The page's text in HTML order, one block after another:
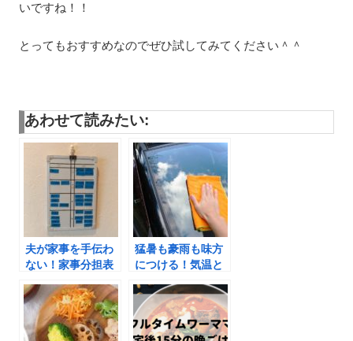
いですね！！
とってもおすすめなのでぜひ試してみてください＾＾
あわせて読みたい:
夫が家事を手伝わ
ない！家事分担表
してみた。
猛暑も豪雨も味方
につける！気温と
をする